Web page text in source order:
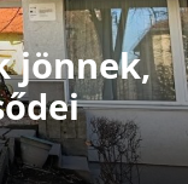
jönnek,